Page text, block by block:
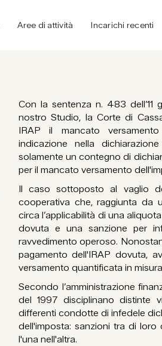
Aree di attività Incarichi recenti
Con la sentenza n. 483
nostro Studio, la Corte di
IRAP il mancato
indicazione nella
solamente un contegno di
per il mancato versamento
Il caso sottoposto al vaglio
cooperativa che, raggiunta da
circa l’applicabilità di una
dovuta e una sanzione per
ravvedimento operoso.
pagamento dell'IRAP dovuta,
versamento quantificata in
Secondo l’amministrazione
del 1997 disciplinano distinte
differenti condotte di infedele
dell'imposta: sanzioni tra di
l'una nell'altra.